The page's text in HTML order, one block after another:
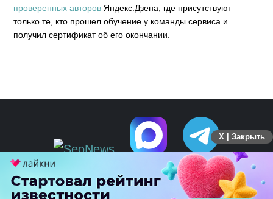
проверенных авторов Яндекс.Дзена, где присутствуют
только те, кто прошел обучение у команды сервиса и
получил сертификат об его окончании.
X | Закрыть
ПЕРЕЙТИ НА ПОЛНУЮ ВЕРСИЮ
© SEOnews.ru Все права защищены. 2026